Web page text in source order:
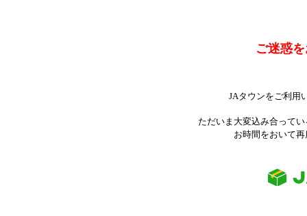
ご迷惑
JAタウンをご利用
ただいま大変込み合って
お時間をおいて